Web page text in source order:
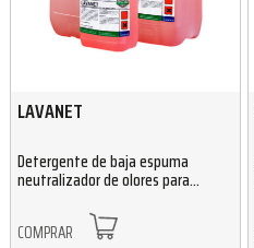
LAVANET
Detergente de baja espuma
neutralizador de olores para
COMPRAR